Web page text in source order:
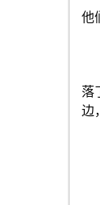
他
落
边